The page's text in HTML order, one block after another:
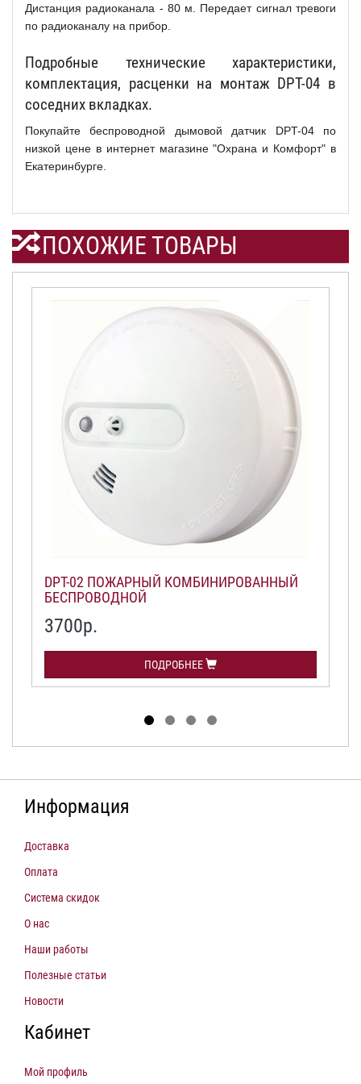
Дистанция радиоканала - 80 м. Передает сигнал тревоги
по радиоканалу на прибор.
Подробные технические характеристики,
комплектация, расценки на монтаж DPT-04 в
соседних вкладках.
Покупайте беспроводной дымовой датчик DPT-04 по
низкой цене в интернет магазине "Охрана и Комфорт" в
Екатеринбурге.
ПОХОЖИЕ ТОВАРЫ
DPT-02 ПОЖАРНЫЙ КОМБИНИРОВАННЫЙ
БЕСПРОВОДНОЙ
3700р.
ПОДРОБНЕЕ
Информация
Доставка
Оплата
Система скидок
О нас
Наши работы
Полезные статьи
Новости
Кабинет
Мой профиль